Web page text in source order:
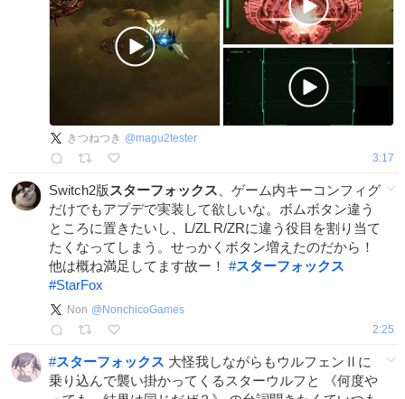
きつねつき @magu2tester
3:17
Switch2版スターフォックス 、ゲーム内キーコンフィグ
だけでもアプデで実装して欲しいな。ボムボタン違う
ところに置きたいし、L/ZL R/ZRに違う役目を割り当て
たくなってしまう。せっかくボタン増えたのだから！
他は概ね満足してます故ー！ #スターフォックス
#StarFox
Non @ NonchicoGames
2:25
#スターフォックス 大怪我しながらもウルフェンⅡに
乗り込んで襲い掛かってくるスターウルフと 《何度や